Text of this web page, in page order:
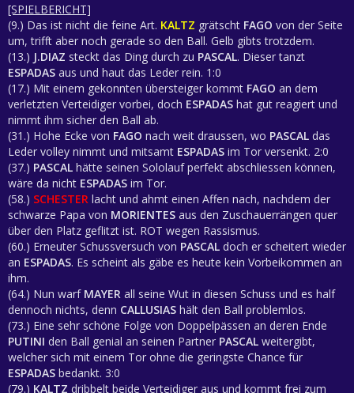
[SPIELBERICHT]
(9.) Das ist nicht die feine Art. KALTZ grätscht FAGO von der Seite
um, trifft aber noch gerade so den Ball. Gelb gibts trotzdem.
(13.) J.DIAZ steckt das Ding durch zu PASCAL. Dieser tanzt
ESPADAS aus und haut das Leder rein. 1:0
(17.) Mit einem gekonnten übersteiger kommt FAGO an dem
verletzten Verteidiger vorbei, doch ESPADAS hat gut reagiert und
nimmt ihm sicher den Ball ab.
(31.) Hohe Ecke von FAGO nach weit draussen, wo PASCAL das
Leder volley nimmt und mitsamt ESPADAS im Tor versenkt. 2:0
(37.) PASCAL hätte seinen Sololauf perfekt abschliessen können,
wäre da nicht ESPADAS im Tor.
(58.) SCHESTER lacht und ahmt einen Affen nach, nachdem der
schwarze Papa von MORIENTES aus den Zuschauerrängen quer
über den Platz geflitzt ist. ROT wegen Rassismus.
(60.) Erneuter Schussversuch von PASCAL doch er scheitert wieder
an ESPADAS. Es scheint als gäbe es heute kein Vorbeikommen an
ihm.
(64.) Nun warf MAYER all seine Wut in diesen Schuss und es half
dennoch nichts, denn CALLUSIAS hält den Ball problemlos.
(73.) Eine sehr schöne Folge von Doppelpässen an deren Ende
PUTINI den Ball genial an seinen Partner PASCAL weitergibt,
welcher sich mit einem Tor ohne die geringste Chance für
ESPADAS bedankt. 3:0
(79.) KALTZ dribbelt beide Verteidiger aus und kommt frei zum